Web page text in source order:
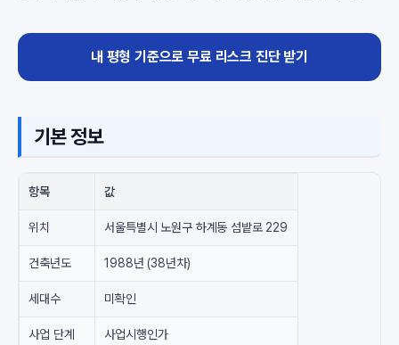
내 평형 기준으로 무료 리스크 진단 받기
기본 정보
항목 값
위치 서울특별시 노원구 하계동 섬밭로 229
건축년도 1988년 (38년차)
세대수 미확인
사업 단계 사업시행인가